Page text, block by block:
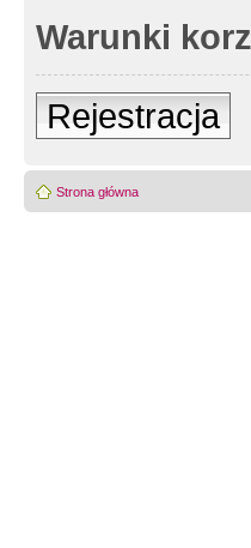
Warunki
Rejestracja
Strona główna